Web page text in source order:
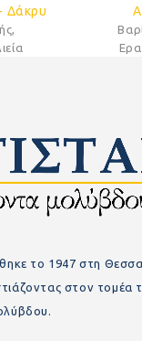
το 1947 στη
στον τομέα